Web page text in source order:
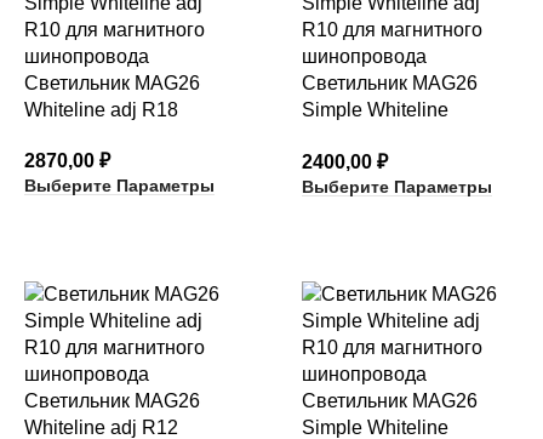
Светильник MAG26
Whiteline adj R18
2870,00 ₽
Выберите Параметры
Светильник MAG26
Simple Whiteline
2400,00 ₽
Выберите Параметры
Светильник MAG26
Whiteline adj R12
Светильник MAG26
Simple Whiteline